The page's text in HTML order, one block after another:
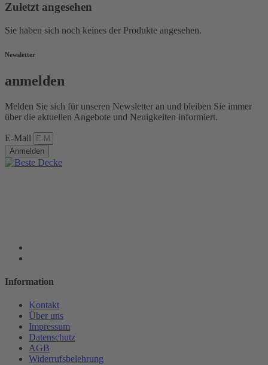
Zuletzt angesehen
Sie haben sich noch keines der Produkte angesehen.
Newsletter
anmelden
Melden Sie sich für unseren Newsletter an und bleiben Sie immer
über die aktuellen Angebote und Neuigkeiten informiert.
E-Mail
Anmelden
Information
Kontakt
Über uns
Impressum
Datenschutz
AGB
Widerrufsbelehrung